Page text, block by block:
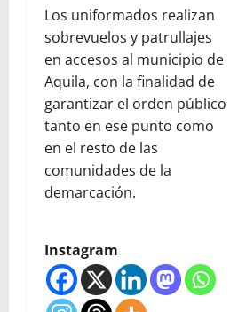
Los uniformados realizan
sobrevuelos y patrullajes
en accesos al municipio de
Aquila, con la finalidad de
garantizar el orden público
tanto en ese punto como
en el resto de las
comunidades de la
demarcación.
Instagram